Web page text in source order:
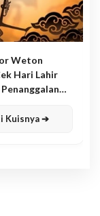
Weton
Hari Lahir
Kuisnya ➔